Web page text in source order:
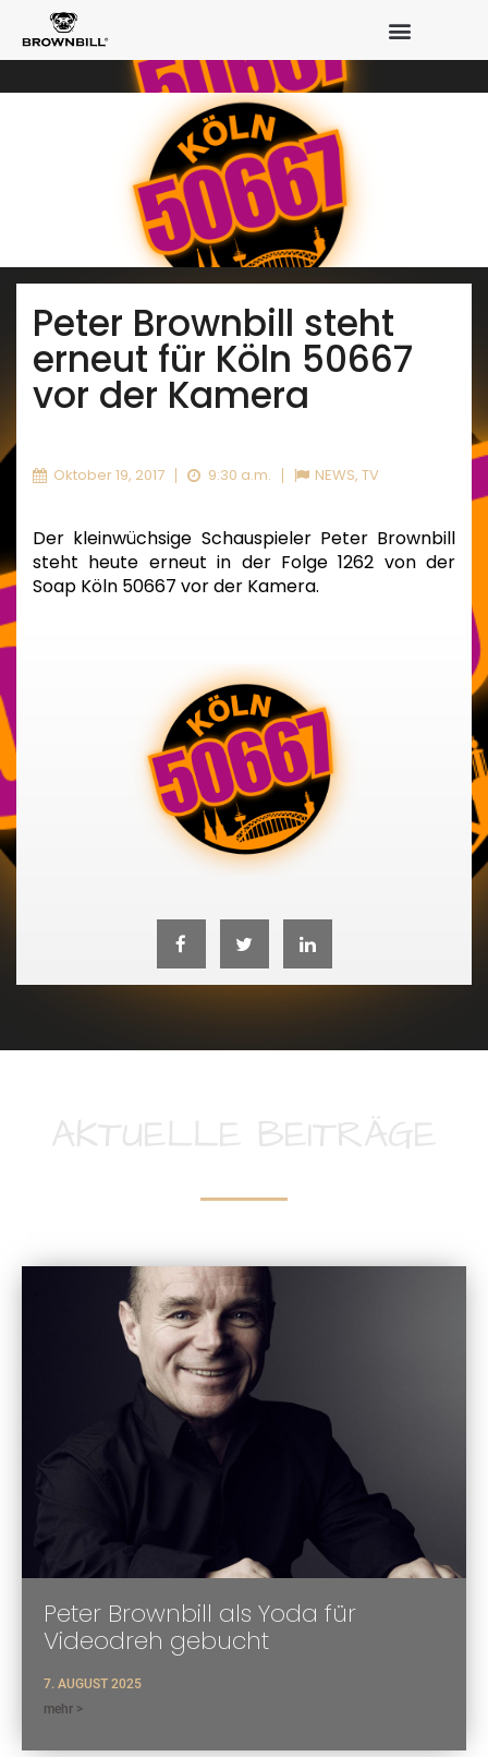
Peter Brownbill steht
erneut für Köln 50667
vor der Kamera
Oktober 19, 2017 9:30 a.m. NEWS, TV
Der kleinwüchsige Schauspieler Peter Brownbill
steht heute erneut in der Folge 1262 von der
Soap Köln 50667 vor der Kamera.
AKTUELLE BEITRÄGE
Peter Brownbill als Yoda für
Videodreh gebucht
7. AUGUST 2025
mehr >